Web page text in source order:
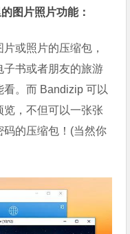
图片照片功能：
或照片的压缩包，
子书或者朋友的旅游
。而 Bandizip 可以
，不但可以一张张
的压缩包！(当然你